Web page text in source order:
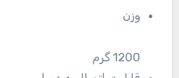
وزن
1200 گرم